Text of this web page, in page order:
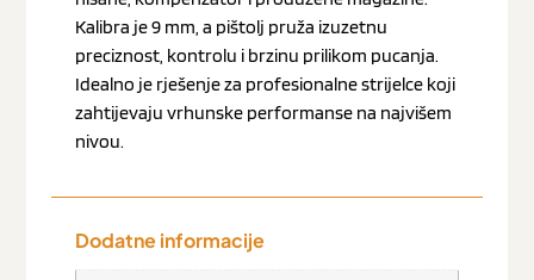
Kalibra je 9 mm, a pištolj pruža izuzetnu
preciznost, kontrolu i brzinu prilikom pucanja.
Idealno je rješenje za profesionalne strijelce koji
zahtijevaju vrhunske performanse na najvišem
nivou.
Dodatne informacije